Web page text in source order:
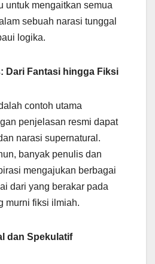
untuk mengaitkan semua
sebuah narasi tunggal
logika.
Dari Fantasi hingga Fiksi
contoh utama
penjelasan resmi dapat
narasi supernatural.
banyak penulis dan
mengajukan berbagai
dari yang berakar pada
murni fiksi ilmiah.
dan Spekulatif